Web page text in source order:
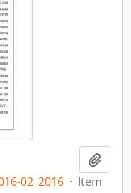
02_2016 · Item